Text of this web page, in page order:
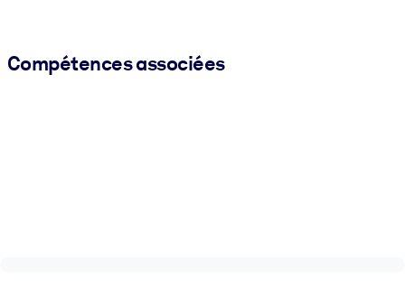
Compétences associées